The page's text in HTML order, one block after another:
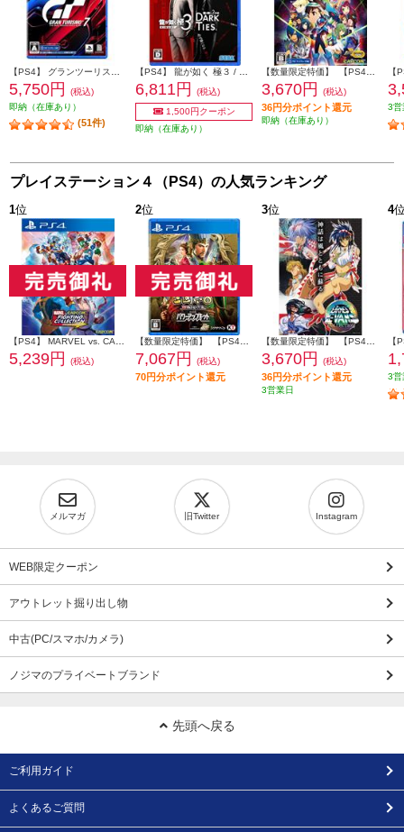
5,750円
(税込)
即納（在庫あり）
(51件)
6,811円
(税込)
1,500円クーポン
即納（在庫あり）
3,670円 (税込)
36円分ポイント還元
即納（在庫あり）
【
3営
プレイステーション４（PS4）の人気ランキング
1位
5,239円 (税込)
2位
7,067円 (税込)
70円分ポイント還元
3位
3,670円 (税込)
36円分ポイント還元
3営業日
4
3営
メルマガ 旧Twitter Instagram
WEB限定クーポン
アウトレット掘り出し物
中古(PC/スマホ/カメラ)
ノジマのプライベートブランド
先頭へ戻る
ご利用ガイド
よくあるご質問